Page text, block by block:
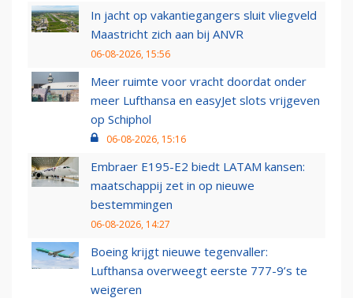
In jacht op vakantiegangers sluit vliegveld
Maastricht zich aan bij ANVR
06-08-2026, 15:56
Meer ruimte voor vracht doordat onder
meer Lufthansa en easyJet slots vrijgeven
op Schiphol
06-08-2026, 15:16
Embraer E195-E2 biedt LATAM kansen:
maatschappij zet in op nieuwe
bestemmingen
06-08-2026, 14:27
Boeing krijgt nieuwe tegenvaller:
Lufthansa overweegt eerste 777-9’s te
weigeren